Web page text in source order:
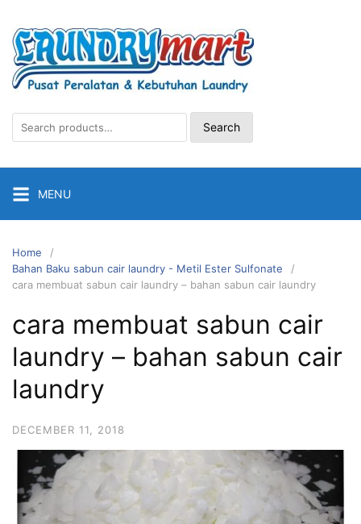
content
Search
for:
Search
MENU
Home
Bahan Baku sabun cair laundry - Metil Ester Sulfonate
cara membuat sabun cair laundry – bahan sabun cair laundry
cara membuat sabun cair
laundry – bahan sabun cair
laundry
DECEMBER 11, 2018